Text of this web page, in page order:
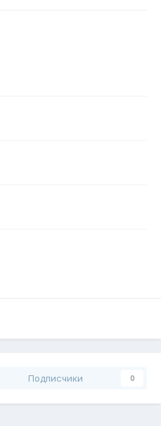
Подписчики 0